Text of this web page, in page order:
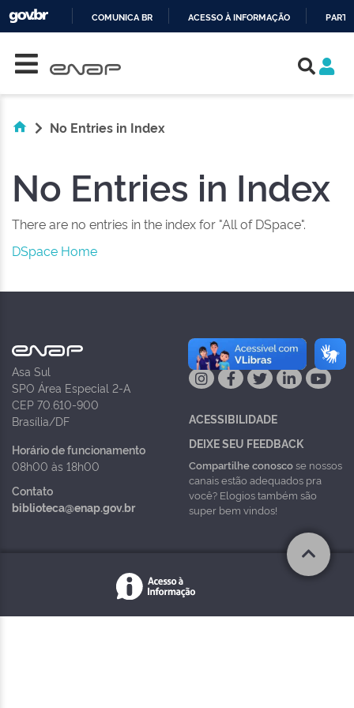
COMUNICA BR ACESSO À INFORMAÇÃO
No Entries in Index
No Entries in Index
There are no entries in the index for "All of DSpace".
DSpace Home
Asa Sul
SPO Área Especial 2-A
CEP 70.610-900
Brasília/DF
Horário de funcionamento
08h00 às 18h00
Contato
biblioteca@enap.gov.br
NAS REDES
ACESSIBILIDADE
DEIXE SEU FEEDBACK
Compartilhe conoscose nossos
canais estão adequados pra
você? Elogios também são
super bem vindos!